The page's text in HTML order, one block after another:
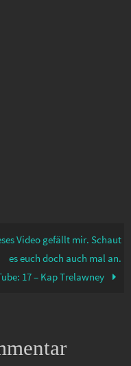
Video gefällt mir. Schaut
es euch doch auch mal an.
17 – Kap Trelawney